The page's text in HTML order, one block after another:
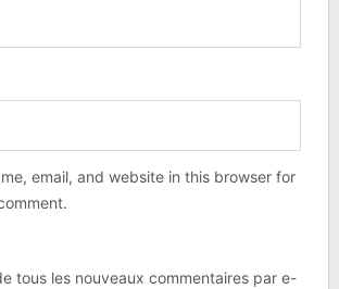
email, and website in this browser for
tous les nouveaux commentaires par e-